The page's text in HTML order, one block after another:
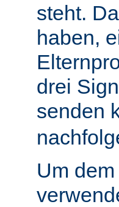
steht.
haben,
drei
senden
Um